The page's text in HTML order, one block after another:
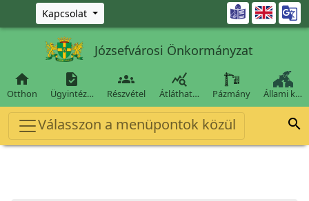
Ugrás a fő tartalomra
Kapcsolat 
Józsefvárosi Önkormányzat

Otthon

Ügyintéz…

Részvétel

Átláthat… Pázmány Állami k…
Válasszon a menüpontok közül 